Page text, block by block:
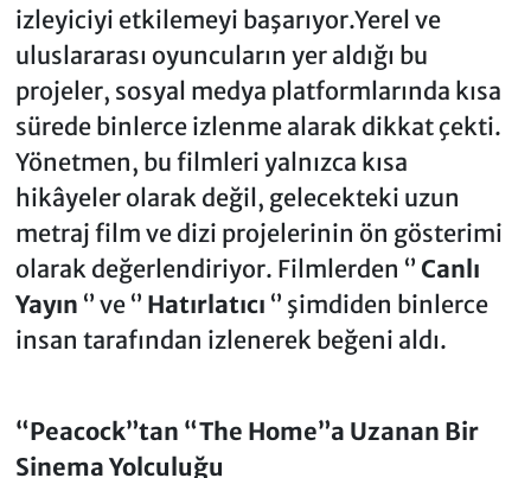
izleyiciyi etkilemeyi başarıyor.Yerel ve
uluslararası oyuncuların yer aldığı bu
projeler, sosyal medya platformlarında kısa
sürede binlerce izlenme alarak dikkat çekti.
Yönetmen, bu filmleri yalnızca kısa
hikâyeler olarak değil, gelecekteki uzun
metraj film ve dizi projelerinin ön gösterimi
olarak değerlendiriyor. Filmlerden ‘’ Canlı
Yayın ‘’ ve ‘’ Hatırlatıcı ‘’ şimdiden binlerce
insan tarafından izlenerek beğeni aldı.
“Peacock”tan “The Home”a Uzanan Bir
Sinema Yolculuğu